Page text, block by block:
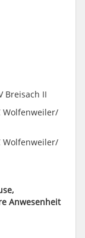
Breisach II
Wolfenweiler/
Wolfenweiler/
Anwesenheit